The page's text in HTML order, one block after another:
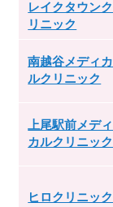
レイクタウンク
リニック
南越谷メディカ
ルクリニック
上尾駅前メディ
カルクリニック
ヒロクリニック